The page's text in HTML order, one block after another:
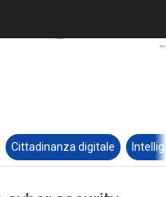
Cittadinanza digitale